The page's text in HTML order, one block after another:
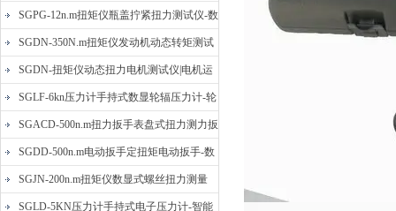
校准扳手扭力精度测试仪
SGPG-12n.m扭矩仪瓶盖拧紧扭力测试仪-数
显式瓶盖扭力矩仪
SGDN-350N.m扭矩仪发动机动态转矩测试
仪-动态电机扭矩测量仪
SGDN-扭矩仪动态扭力电机测试仪|电机运
转摩擦力扭矩仪
SGLF-6kn压力计手持式数显轮辐压力计-轮
辐称重压力测力计
SGACD-500n.m扭力扳手表盘式扭力测力扳
手-表盘扭力矩检测扳手
SGDD-500n.m电动扳手定扭矩电动扳手-数
显式电动定扭力矩扳手
SGJN-200n.m扭矩仪数显式螺丝扭力测量
仪-螺栓扭力矩测试仪
SGLD-5KN压力计手持式电子压力计-智能